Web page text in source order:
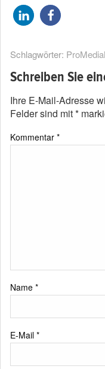
Schlagwörter:
Schreiben Sie
Ihre E-Mail-Adresse
Felder sind mit*
Kommentar *
Name *
E-Mail *